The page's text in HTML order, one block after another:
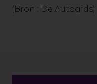
(Bron : De Autogids)